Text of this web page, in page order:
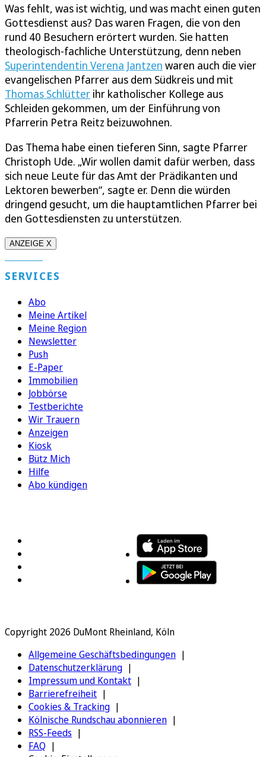
Was fehlt, was ist wichtig, und was macht einen guten
Gottesdienst aus? Das waren Fragen, die von den
rund 40 Besuchern erörtert wurden. Sie hatten
theologisch-fachliche Unterstützung, denn neben
Superintendentin Verena Jantzen waren auch die vier
evangelischen Pfarrer aus dem Südkreis und mit
Thomas Schlütter ihr katholischer Kollege aus
Schleiden gekommen, um der Einführung von
Pfarrerin Petra Reitz beizuwohnen.
Das Thema habe einen tieferen Sinn, sagte Pfarrer
Christoph Ude. „Wir wollen damit dafür werben, dass
sich neue Leute für das Amt der Prädikanten und
Lektoren bewerben“, sagte er. Denn die würden
dringend gesucht, um die hauptamtlichen Pfarrer bei
den Gottesdiensten zu unterstützen.
ANZEIGE X
SERVICES
Abo
Meine Artikel
Meine Region
Newsletter
Push
E-Paper
Immobilien
Jobbörse
Testberichte
Wir Trauern
Anzeigen
Kiosk
Bütz Mich
Hilfe
Abo kündigen
Copyright 2026 DuMont Rheinland, Köln
Allgemeine Geschäftsbedingungen
Datenschutzerklärung
Impressum und Kontakt
Barrierefreiheit
Cookies & Tracking
Kölnische Rundschau abonnieren
RSS-Feeds
FAQ